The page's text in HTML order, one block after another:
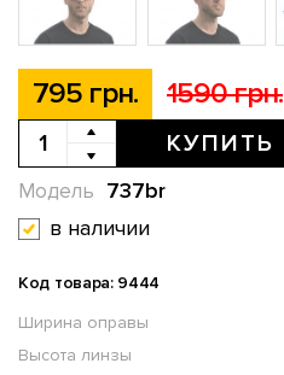
795 грн. 1590 грн.
КУПИТЬ
737br
Модель
в наличии
Код товара: 9444
Ширина оправы
Высота линзы